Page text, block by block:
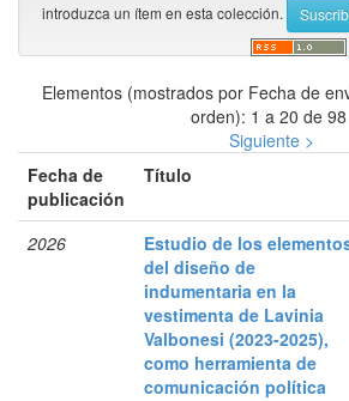
introduzca un ítem en esta colección.
Elementos (mostrados por Fecha de
orden): 1 a 20 de 98
Siguiente >
Fecha de
publicación
Título
2026
Estudio de los
del diseño de
indumentaria en la
vestimenta de Lavinia
Valbonesi (2023-2025),
como herramienta de
comunicación política